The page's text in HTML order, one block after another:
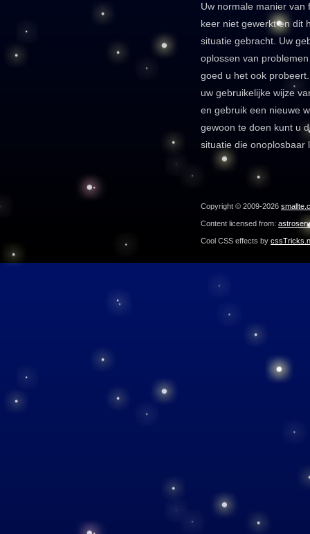
Uw normale manier van
keer niet gewerkt en dit
situatie gebracht. Uw
oplossen van
goed u het ook
uw gebruikelijke wijze
en gebruik een nieuwe
gewoon te doen kunt u
situatie die onoplosbaar
Copyright © 2009-2026
Content licensed from:
Cool CSS effects by